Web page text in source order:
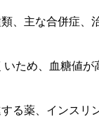
、主な合併症、
ため、血糖値
る薬、インスリ